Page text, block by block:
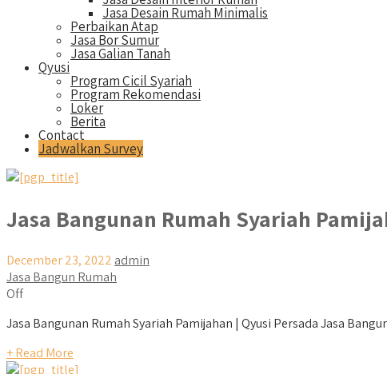
Jasa Desain Rumah Minimalis
Perbaikan Atap
Jasa Bor Sumur
Jasa Galian Tanah
Qyusi
Program Cicil Syariah
Program Rekomendasi
Loker
Berita
Contact
Jadwalkan Survey
Jasa Bangunan Rumah Syariah
December 23, 2022 admin
Jasa Bangun Rumah
Off
Jasa Bangunan Rumah Syariah Pamijahan | Qyusi Persada Jasa
+ Read More